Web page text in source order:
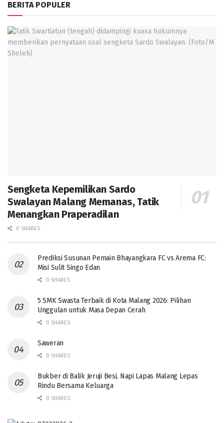
BERITA POPULER
Sengketa Kepemilikan Sardo
Swalayan Malang Memanas, Tatik
Menangkan Praperadilan
0 SHARES
Prediksi Susunan Pemain Bhayangkara FC vs Arema FC:
Misi Sulit Singo Edan
0 SHARES
5 SMK Swasta Terbaik di Kota Malang 2026: Pilihan
Unggulan untuk Masa Depan Cerah
0 SHARES
Saweran
0 SHARES
Bukber di Balik Jeruji Besi, Napi Lapas Malang Lepas
Rindu Bersama Keluarga
0 SHARES